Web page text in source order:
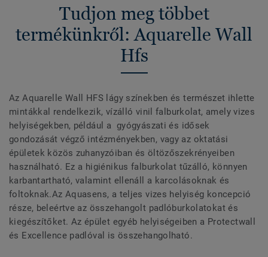
Tudjon meg többet
termékünkről: Aquarelle Wall
Hfs
Az Aquarelle Wall HFS lágy színekben és természet ihlette
mintákkal rendelkezik, vízálló vinil falburkolat, amely vizes
helyiségekben, például a gyógyászati és idősek
gondozását végző intézményekben, vagy az oktatási
épületek közös zuhanyzóiban és öltözőszekrényeiben
használható. Ez a higiénikus falburkolat tűzálló, könnyen
karbantartható, valamint ellenáll a karcolásoknak és
foltoknak.Az Aquasens, a teljes vizes helyiség koncepció
része, beleértve az összehangolt padlóburkolatokat és
kiegészítőket. Az épület egyéb helyiségeiben a Protectwall
és Excellence padlóval is összehangolható.